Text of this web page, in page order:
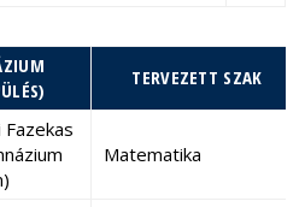
TERVEZETT SZAK
Matematika